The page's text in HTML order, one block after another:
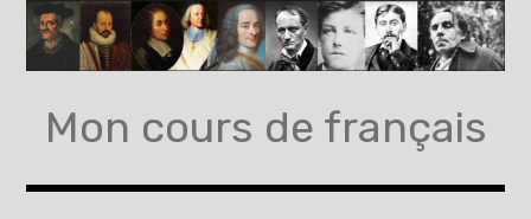
Accéder
contenu
Mon cours de français